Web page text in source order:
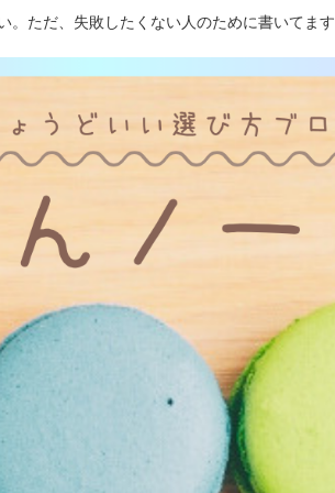
。ただ、失敗したくない人のために書いてま